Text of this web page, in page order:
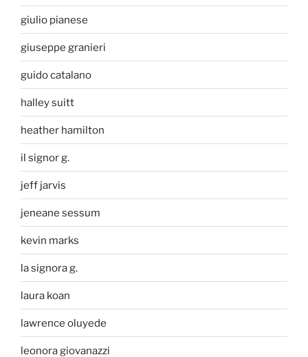
giulio pianese
giuseppe granieri
guido catalano
halley suitt
heather hamilton
il signor g.
jeff jarvis
jeneane sessum
kevin marks
la signora g.
laura koan
lawrence oluyede
leonora giovanazzi